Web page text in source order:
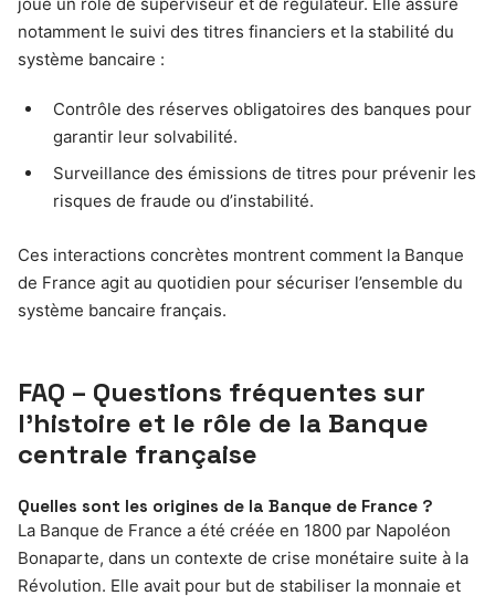
notamment le suivi des titres financiers et la stabilité du
système bancaire :
Contrôle des réserves obligatoires des banques pour
garantir leur solvabilité.
Surveillance des émissions de titres pour prévenir les
risques de fraude ou d’instabilité.
Ces interactions concrètes montrent comment la Banque
de France agit au quotidien pour sécuriser l’ensemble du
système bancaire français.
FAQ – Questions fréquentes sur
l’histoire et le rôle de la Banque
centrale française
Quelles sont les origines de la Banque de France ?
La Banque de France a été créée en 1800 par Napoléon
Bonaparte, dans un contexte de crise monétaire suite à la
Révolution. Elle avait pour but de stabiliser la monnaie et